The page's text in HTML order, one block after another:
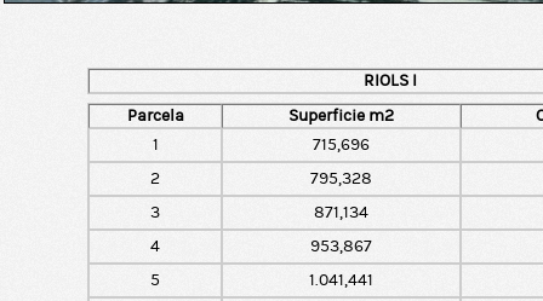
RIOLS I
Parcela
Superficie m2
1
715,696
2
795,328
3
871,134
4
953,867
5
1.041,441